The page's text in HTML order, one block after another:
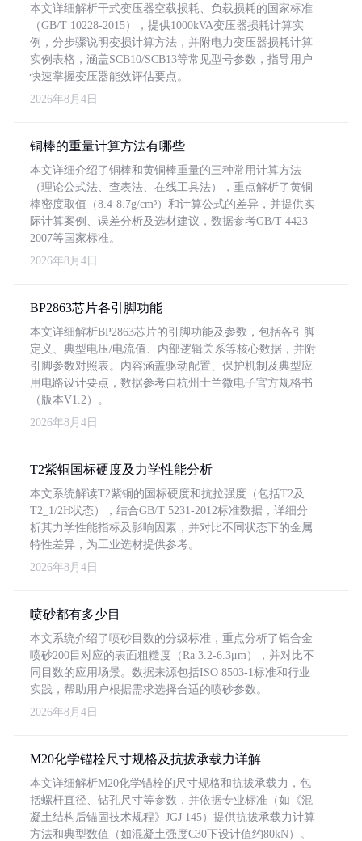
本文详细解析干式变压器空载损耗、负载损耗的国家标准
（GB/T 10228-2015），提供1000kVA变压器损耗计算实
例，分步骤说明变损计算方法，并附电力变压器损耗计算
实例表格，涵盖SCB10/SCB13等常见型号参数，指导用户
快速掌握变压器能效评估要点。
2026年8月4日
铜棒的重量计算方法有哪些
本文详细介绍了铜棒和黄铜棒重量的三种常用计算方法
（理论公式法、查表法、在线工具法），重点解析了黄铜
棒密度取值（8.4-8.7g/cm³）和计算公式的差异，并提供实
际计算案例、误差分析及选材建议，数据参考GB/T 4423-
2007等国家标准。
2026年8月4日
BP2863芯片各引脚功能
本文详细解析BP2863芯片的引脚功能及参数，包括各引脚
定义、典型电压/电流值、内部逻辑关系等核心数据，并附
引脚参数对照表。内容涵盖驱动配置、保护机制及典型应
用电路设计要点，数据参考自杭州士兰微电子官方规格书
（版本V1.2）。
2026年8月4日
T2紫铜国标硬度及力学性能分析
本文系统解读T2紫铜的国标硬度和抗拉强度（包括T2及
T2_1/2H状态），结合GB/T 5231-2012标准数据，详细分
析其力学性能指标及影响因素，并对比不同状态下的金属
特性差异，为工业选材提供参考。
2026年8月4日
喷砂都有多少目
本文系统介绍了喷砂目数的分级标准，重点分析了铝合金
喷砂200目对应的表面粗糙度（Ra 3.2-6.3μm），并对比不
同目数的应用场景。数据来源包括ISO 8503-1标准和行业
实践，帮助用户根据需求选择合适的喷砂参数。
2026年8月4日
M20化学锚栓尺寸规格及抗拔承载力详解
本文详细解析M20化学锚栓的尺寸规格和抗拔承载力，包
括螺杆直径、钻孔尺寸等参数，并依据专业标准（如《混
凝土结构后锚固技术规程》JGJ 145）提供抗拔承载力计算
方法和典型数值（如混凝土强度C30下设计值约80kN）。